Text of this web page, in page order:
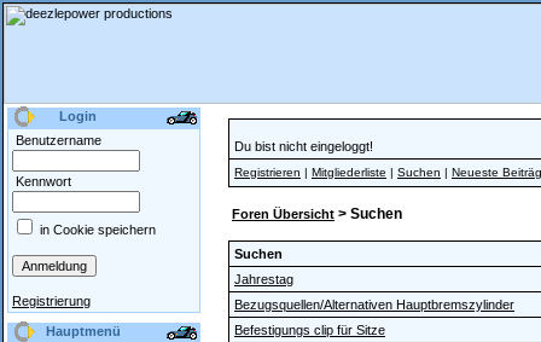
Login
Benutzername
Kennwort
in Cookie speichern
Registrierung
Hauptmenü
Du bist nicht eingeloggt!
Registrieren | Mitgliederliste | Suchen | Neueste
Foren Übersicht > Suchen
Suchen
Jahrestag
Bezugsquellen/Alternativen Hauptbremszylinder
Befestigungs clip für Sitze